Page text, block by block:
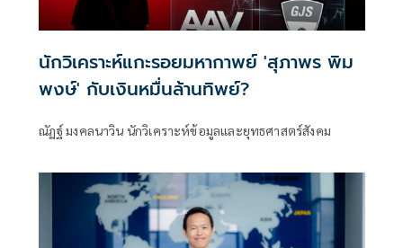
นักวิเคราะห์แกะรอยมหากาพย์ 'สุภาพร พิม
พงษ์' กับเงินหมื่นล้านทิพย์?
ณัฏฐ์ มงคลนาวิน นักวิเคราะห์ข้อมูลและยุทธศาสตร์สังคม